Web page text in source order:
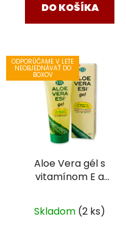
DO KOŠÍKA
ODPORÚČAME V LETE
NEOBJEDNÁVAŤ DO
BOXOV
Aloe Vera gél s
vitamínom E a
100 ml
Skladom (2 ks)